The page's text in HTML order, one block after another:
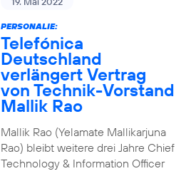
PERSONALIE:
Telefónica
Deutschland
verlängert Vertrag
von Technik-Vorstand
Mallik Rao
Mallik Rao (Yelamate Mallikarjuna
Rao) bleibt weitere drei Jahre Chief
Technology & Information Officer